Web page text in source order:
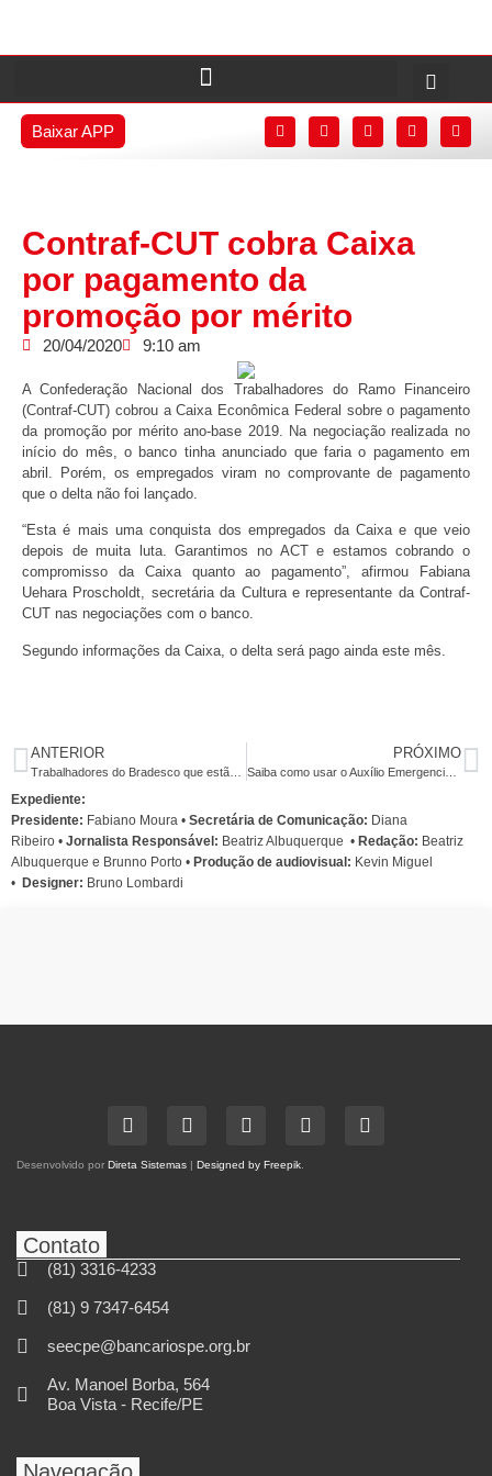
Baixar APP
Contraf-CUT cobra Caixa
por pagamento da
promoção por mérito
20/04/2020 9:10 am
A Confederação Nacional dos Trabalhadores do Ramo Financeiro
(Contraf-CUT) cobrou a Caixa Econômica Federal sobre o pagamento
da promoção por mérito ano-base 2019. Na negociação realizada no
início do mês, o banco tinha anunciado que faria o pagamento em
abril. Porém, os empregados viram no comprovante de pagamento
que o delta não foi lançado.
“Esta é mais uma conquista dos empregados da Caixa e que veio
depois de muita luta. Garantimos no ACT e estamos cobrando o
compromisso da Caixa quanto ao pagamento”, afirmou Fabiana
Uehara Proscholdt, secretária da Cultura e representante da Contraf-
CUT nas negociações com o banco.
Segundo informações da Caixa, o delta será pago ainda este mês.
ANTERIOR PRÓXIMO
Saiba como usar o Auxílio Emergencial sem ir aos bancos
Expediente:
Presidente: Fabiano Moura • Secretária de Comunicação: Diana
Ribeiro • Jornalista Responsável: Beatriz Albuquerque • Redação: Beatriz
Albuquerque e Brunno Porto • Produção de audiovisual: Kevin Miguel
• Designer: Bruno Lombardi
Desenvolvido por Direta Sistemas | Designed by Freepik
Contato
(81) 3316-4233
(81) 9 7347-6454
seecpe@bancariospe.org.br
Av. Manoel Borba, 564
Boa Vista - Recife/PE